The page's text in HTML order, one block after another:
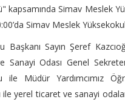
Simav Meslek
Simav Meslek
Sayın Şeref
Sanayi Odası Genel
Müdür Yardımcımız
yerel ticaret ve sanayi